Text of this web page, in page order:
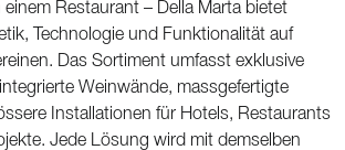
Restaurant – Della Marta bietet
Technologie und Funktionalität auf
Das Sortiment umfasst exklusive
Weinwände, massgefertigte
Installationen für Hotels, Restaurants
Jede Lösung wird mit demselben